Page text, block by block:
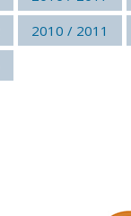
2010 / 2011